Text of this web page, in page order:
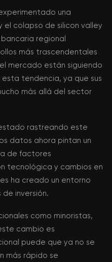
una
el colapso de silicon valley
regional
más trascendentales
mercado están siguiendo
tendencia, ya que sus
más allá del sector
rastreando este
datos ahora pintan un
de factores
tecnológica y cambios en
ha creado un entorno
inversión.
como minoristas,
cambio es
puede que ya no se
más rápido se